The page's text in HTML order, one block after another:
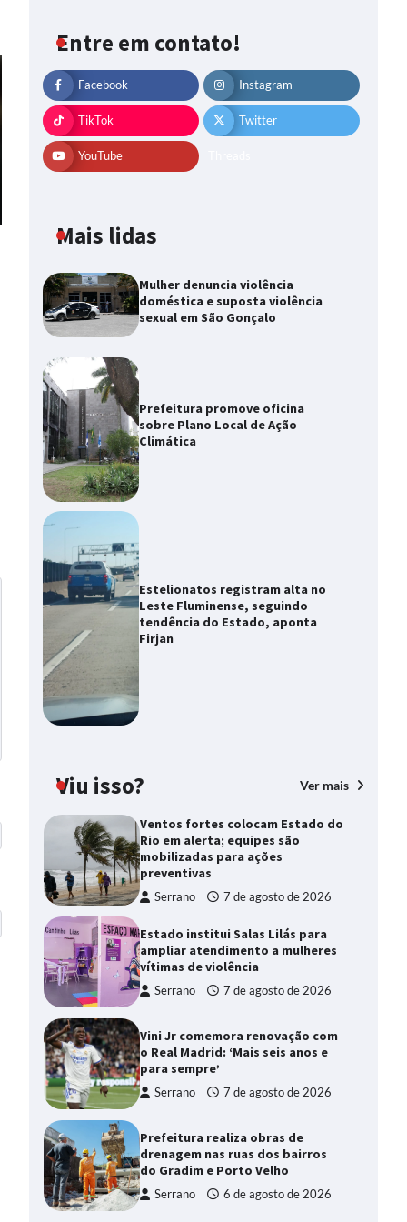
Entre em contato!
Facebook Instagram
TikTok Twitter
YouTube
Mais lidas
Mulher denuncia violência
doméstica e suposta violência
sexual em São Gonçalo
Prefeitura promove oficina
sobre Plano Local de Ação
Climática
Estelionatos registram alta no
Leste Fluminense, seguindo
tendência do Estado, aponta
Firjan
Viu isso? Ver mais
Ventos fortes colocam Estado do
Rio em alerta; equipes são
mobilizadas para ações
preventivas
Serrano 7 de agosto de 2026
Estado institui Salas Lilás para
ampliar atendimento a mulheres
vítimas de violência
Serrano 7 de agosto de 2026
Vini Jr comemora renovação com
o Real Madrid: ‘Mais seis anos e
para sempre’
Serrano 7 de agosto de 2026
Prefeitura realiza obras de
drenagem nas ruas dos bairros
do Gradim e Porto Velho
Serrano 6 de agosto de 2026